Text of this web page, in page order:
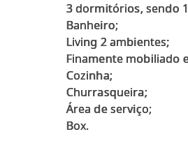
3 dormitórios, sendo
Banheiro;
Living 2 ambientes;
Finamente mobiliado
Cozinha;
Churrasqueira;
Área de serviço;